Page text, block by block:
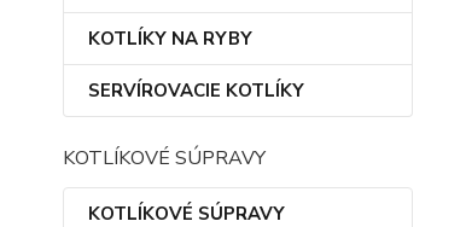
KOTLÍKY NA RYBY
SERVÍROVACIE KOTLÍKY
KOTLÍKOVÉ SÚPRAVY
KOTLÍKOVÉ SÚPRAVY